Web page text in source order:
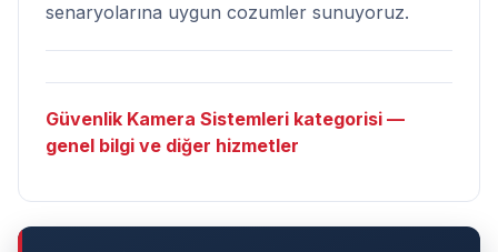
senaryolarına uygun cozumler sunuyoruz.
Güvenlik Kamera Sistemleri kategorisi —
genel bilgi ve diğer hizmetler